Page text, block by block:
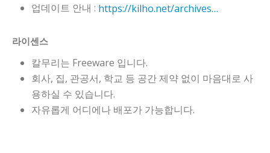
업데이트 안내 : https://kilho.net/archives/notice/2940
라이센스
칼무리는 Freeware 입니다.
회사, 집, 관공서, 학교 등 공간 제약 없이 마음대로 사
용하실 수 있습니다.
자유롭게 어디에나 배포가 가능합니다.